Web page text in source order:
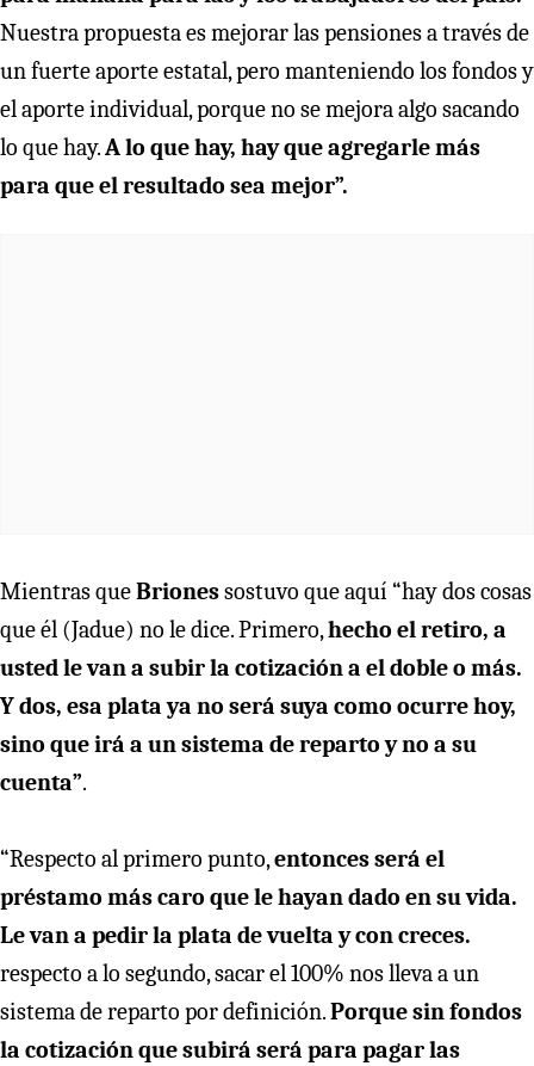
Nuestra propuesta es mejorar las pensiones a través de
un fuerte aporte estatal, pero manteniendo los fondos y
el aporte individual, porque no se mejora algo sacando
lo que hay.A lo que hay, hay que agregarle más
para que el resultado sea mejor”.
Mientras queBrionessostuvo que aquí “hay dos cosas
que él (Jadue) no le dice. Primero,hecho el retiro, a
usted le van a subir la cotización a el doble o más.
Y dos, esa plata ya no será suya como ocurre hoy,
sino que irá a un sistema de reparto y no a su
cuenta”.
“Respecto al primero punto,entonces será el
préstamo más caro que le hayan dado en su vida.
Le van a pedir la plata de vuelta y con creces.
respecto a lo segundo, sacar el 100% nos lleva a un
sistema de reparto por definición.Porque sin fondos
la cotización que subirá será para pagar las